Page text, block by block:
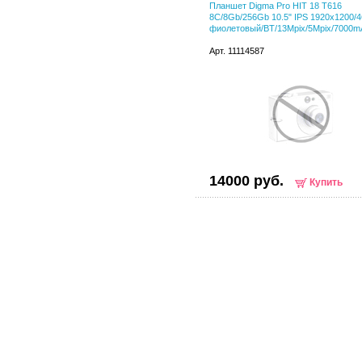
Планшет Digma Pro HIT 18 T616
8C/8Gb/256Gb 10.5" IPS 1920x1200/
фиолетовый/BT/13Mpix/5Mpix/
Арт. 11114587
14000 руб. Купить